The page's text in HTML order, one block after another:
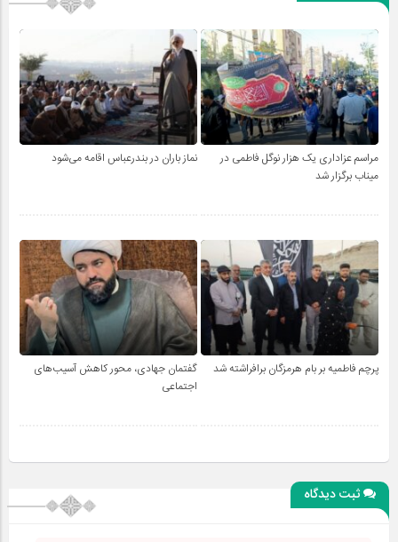
مراسم عزاداری یک هزار نوگل فاطمی در
میناب برگزار شد
نماز باران در بندرعباس اقامه می‌شود
پرچم فاطمیه بر بام هرمزگان برافراشته شد
گفتمان جهادی، محور کاهش آسیب‌های
اجتماعی
ثبت دیدگاه